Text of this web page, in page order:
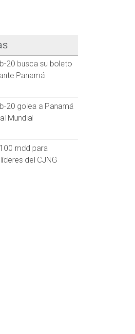
20 busca su boleto
Panamá
20 golea a Panamá
Mundial
mdd para
del CJNG